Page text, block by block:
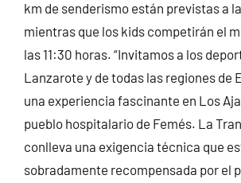
km de senderismo están previstas a
mientras que los kids competirán el
las 11:30 horas. “Invitamos a los
Lanzarote y de todas las regiones de
una experiencia fascinante en Los
pueblo hospitalario de Femés. La
conlleva una exigencia técnica que
sobradamente recompensada por el